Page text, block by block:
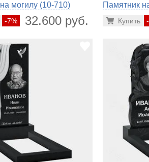
могилу (10-710)
-7% 32.600 руб.
Памятник
Купить